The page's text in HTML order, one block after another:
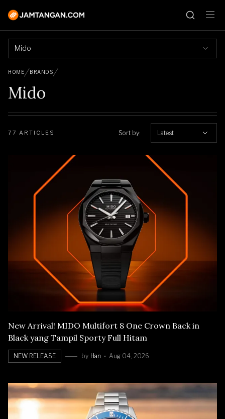
Mido
HOME BRANDS
Mido
77 ARTICLES Sort by: Latest
New Arrival! MIDO Multifort 8 One Crown Back in
Black yang Tampil Sporty Full Hitam
NEW RELEASE by Han Aug 04, 2026